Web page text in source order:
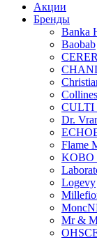
Акции
Бренды
Banka
Baobab
Dr.
Flame
KOBO
Logevy
Monc
Mr &